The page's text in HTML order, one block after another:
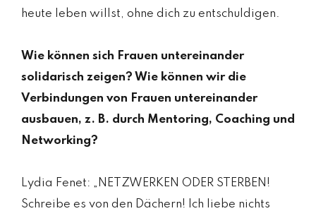
heute leben willst, ohne dich zu entschuldigen.
Wie können sich Frauen untereinander
solidarisch zeigen? Wie können wir die
Verbindungen von Frauen untereinander
ausbauen, z. B. durch Mentoring, Coaching und
Networking?
Lydia Fenet: „NETZWERKEN ODER STERBEN!
Schreibe es von den Dächern! Ich liebe nichts